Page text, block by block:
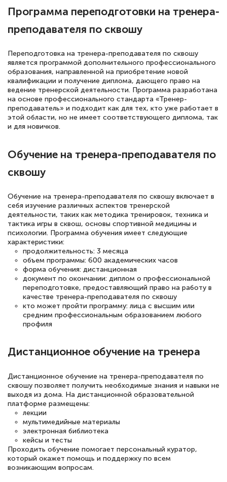
Знаток города 5 уровня
18 марта 2026
Выражаю благодарность за курс
повышения квалификации "Эксперт ЕГЭ по
русскому языку и литературе". Много
подготовиться к тестированию. Это
книги, методические рекомендации,
достаточно. Курс помогает пройти
аттестацию в школе. Спасибо!
Евгения Коротких
Знаток города 2 уровня
12 марта 2026
Спасибо большое Академии! Грамотное,
вежливое сопровождение! Всё чётко и
квалификации. Ещё раз - СПАСИБО!
Елена Петрикс
Знаток города 5 уровня
11 марта 2026
Всем добрый день! Я прошла курс
повышени каалификации по
Программа переподготовки на тренера-
преподавателя по сквошу
Переподготовка на тренера-преподавателя по сквошу
является программой дополнительного профессионального
образования, направленной на приобретение новой
квалификации и получение диплома, дающего право на
ведение тренерской деятельности. Программа разработана
на основе профессионального стандарта «Тренер-
преподаватель» и подходит как для тех, кто уже работает в
этой области, но не имеет соответствующего диплома, так
и для новичков.
Обучение на тренера-преподавателя по
сквошу
Обучение на тренера-преподавателя по сквошу включает в
себя изучение различных аспектов тренерской
деятельности, таких как методика тренировок, техника и
тактика игры в сквош, основы спортивной медицины и
психологии. Программа обучения имеет следующие
характеристики:
продолжительность: 3 месяца
объем программы: 600 академических часов
форма обучения: дистанционная
документ по окончании: диплом о профессиональной
переподготовке, предоставляющий право на работу в
качестве тренера-преподавателя по сквошу
кто может пройти программу: лица с высшим или
средним профессиональным образованием любого
профиля
Дистанционное обучение на тренера
Дистанционное обучение на тренера-преподавателя по
сквошу позволяет получить необходимые знания и навыки не
выходя из дома. На дистанционной образовательной
платформе размещены:
лекции
мультимедийные материалы
электронная библиотека
кейсы и тесты
Проходить обучение помогает персональный куратор,
который окажет помощь и поддержку по всем
возникающим вопросам.